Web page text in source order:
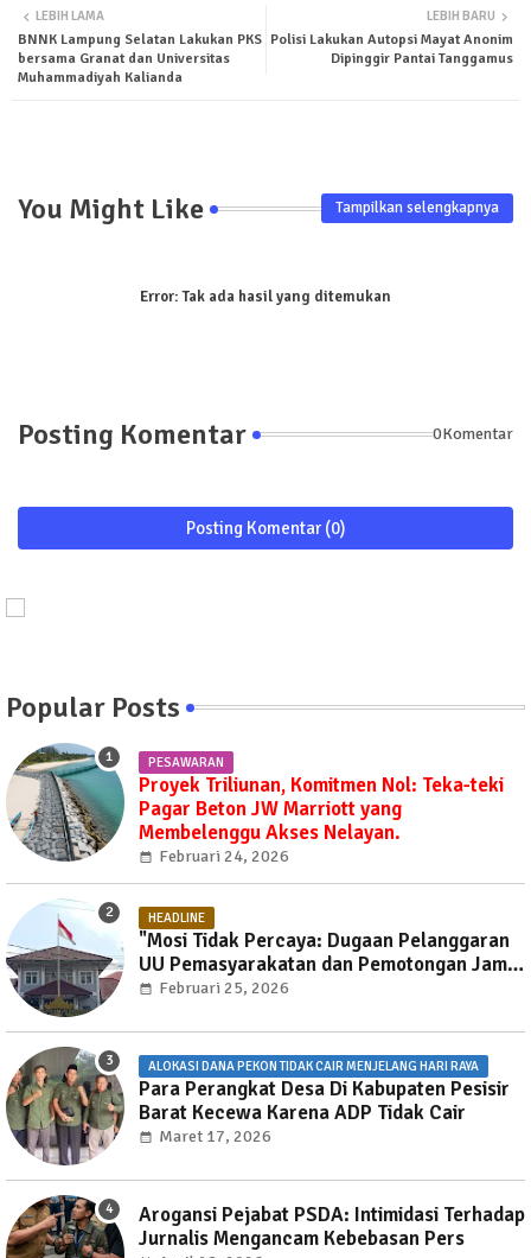
ter tsa
LEBIH BARU
Polisi Lakukan Autopsi Mayat Anonim
Dipinggir Pantai Tanggamus
LEBIH LAMA
BNNK Lampung Selatan Lakukan PKS
bersama Granat dan Universitas
Muhammadiyah Kalianda
You Might Like Tampilkan selengkapnya
Error:Tak ada hasil yang ditemukan
Posting Komentar 0Komentar
Posting Komentar (0)
Popular Posts
PESAWARAN
Proyek Triliunan, Komitmen Nol: Teka-teki
Pagar Beton JW Marriott yang
Membelenggu Akses Nelayan.
Februari 24, 2026
HEADLINE
"Mosi Tidak Percaya: Dugaan Pelanggaran
UU Pemasyarakatan dan Pemotongan Jam
Layanan Publik di Rutan Way Huwi."
Februari 25, 2026
ALOKASI DANA PEKON TIDAK CAIR MENJELANG HARI RAYA
Para Perangkat Desa Di Kabupaten Pesisir
Barat Kecewa Karena ADP Tidak Cair
Maret 17, 2026
Arogansi Pejabat PSDA: Intimidasi Terhadap
Jurnalis Mengancam Kebebasan Pers